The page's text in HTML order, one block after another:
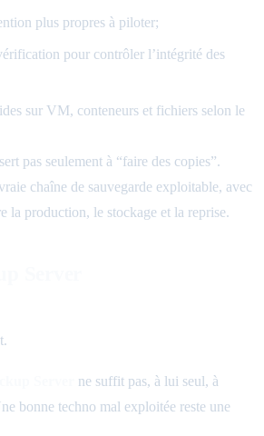
plus propres à piloter;
pour contrôler l’intégrité des
sur VM, conteneurs et fichiers selon le
pas seulement à “faire des copies”.
chaîne de sauvegarde exploitable, avec
la production, le stockage et la reprise.
ne suffit pas, à lui seul, à
bonne techno mal exploitée reste une